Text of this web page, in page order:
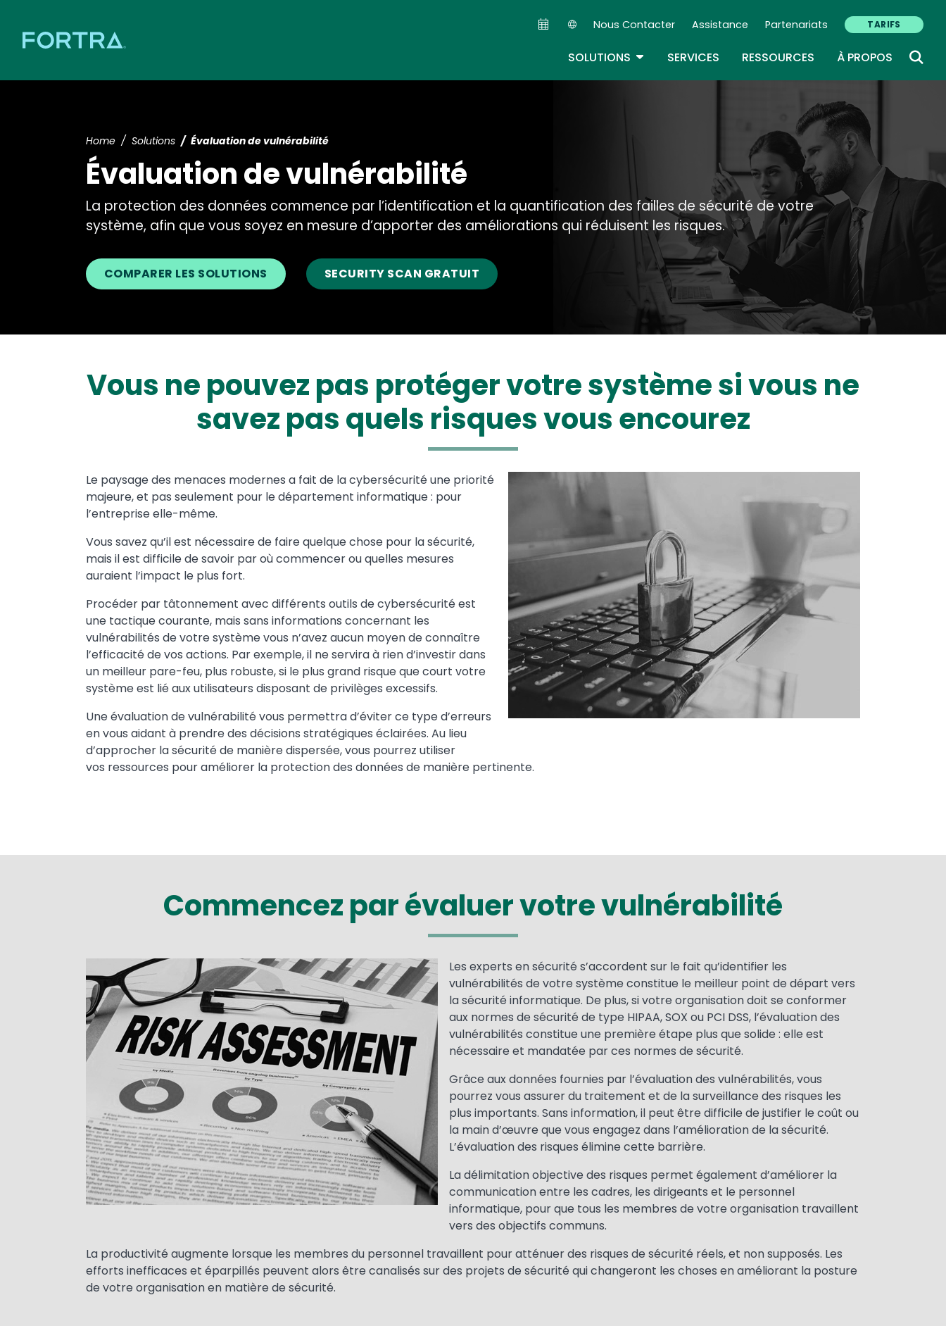
Secondary Navigation (FR)
Nous Contacter Assistance Partenariats TARIFS
SOLUTIONS TOGGLE DROPDOWN
SERVICES RESSOURCES À PROPOS
Home Solutions Évaluation de vulnérabilité
Évaluation de vulnérabilité
La protection des données commence par l’identification et la quantification des failles de sécurité de votre
système, afin que vous soyez en mesure d’apporter des améliorations qui réduisent les risques.
COMPARER LES SOLUTIONS SECURITY SCAN GRATUIT
Vous ne pouvez pas protéger votre système si vous ne
savez pas quels risques vous encourez
Image
Text
Le paysage des menaces modernes a fait de la cybersécurité une priorité
majeure, et pas seulement pour le département informatique : pour
l’entreprise elle-même.
Vous savez qu’il est nécessaire de faire quelque chose pour la sécurité,
mais il est difficile de savoir par où commencer ou quelles mesures
auraient l’impact le plus fort.
Procéder par tâtonnement avec différents outils de cybersécurité est
une tactique courante, mais sans informations concernant les
vulnérabilités de votre système vous n’avez aucun moyen de connaître
l’efficacité de vos actions. Par exemple, il ne servira à rien d’investir dans
un meilleur pare-feu, plus robuste, si le plus grand risque que court votre
système est lié aux utilisateurs disposant de privilèges excessifs.
Une évaluation de vulnérabilité vous permettra d’éviter ce type d’erreurs
en vous aidant à prendre des décisions stratégiques éclairées. Au lieu
d’approcher la sécurité de manière dispersée, vous pourrez utiliser
vos ressources pour améliorer la protection des données de manière pertinente.
Commencez par évaluer votre vulnérabilité
Les experts en sécurité s’accordent sur le fait qu’identifier les
vulnérabilités de votre système constitue le meilleur point de départ vers
la sécurité informatique. De plus, si votre organisation doit se conformer
aux normes de sécurité de type HIPAA, SOX ou PCI DSS, l’évaluation des
vulnérabilités constitue une première étape plus que solide : elle est
nécessaire et mandatée par ces normes de sécurité.
Grâce aux données fournies par l’évaluation des vulnérabilités, vous
pourrez vous assurer du traitement et de la surveillance des risques les
plus importants. Sans information, il peut être difficile de justifier le coût ou
la main d’œuvre que vous engagez dans l’amélioration de la sécurité.
L’évaluation des risques élimine cette barrière.
La délimitation objective des risques permet également d’améliorer la
communication entre les cadres, les dirigeants et le personnel
informatique, pour que tous les membres de votre organisation travaillent
vers des objectifs communs.
La productivité augmente lorsque les membres du personnel travaillent pour atténuer des risques de sécurité réels, et non supposés. Les
efforts inefficaces et éparpillés peuvent alors être canalisés sur des projets de sécurité qui changeront les choses en améliorant la posture
de votre organisation en matière de sécurité.